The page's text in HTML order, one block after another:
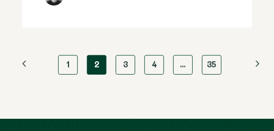
1 2 3 4 … 35